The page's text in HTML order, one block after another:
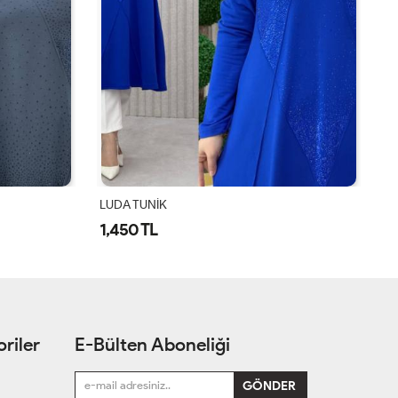
LUDA TUNİK
1,450 TL
E-Bülten Aboneliği